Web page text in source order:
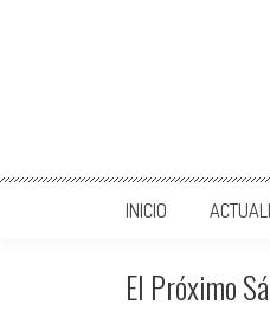
INICIO
El Próximo